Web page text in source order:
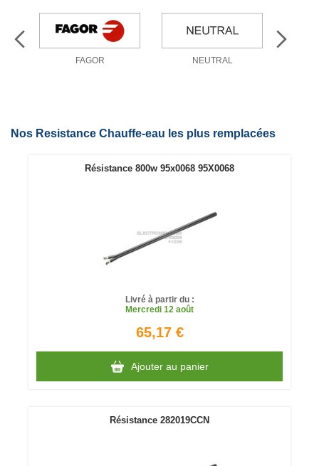
FAGOR NEUTRAL
Nos Resistance Chauffe-eau les plus remplacées
Résistance 800w 95x0068 95X0068
Livré à partir du :
Mercredi 12 août
65,17 €
Ajouter au panier
Résistance 282019CCN